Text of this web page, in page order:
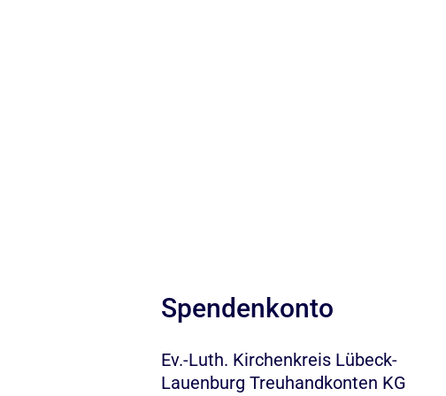
Spendenkonto
Ev.-Luth. Kirchenkreis Lübeck-
Lauenburg Treuhandkonten KG